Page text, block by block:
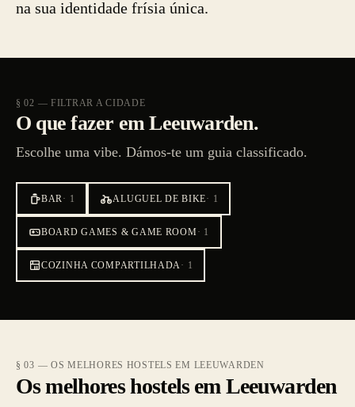
na sua identidade frísia única.
§ 02 — FILTRAR A CIDADE
O que fazer em Leeuwarden.
Escolhe uma vibe. Dámos-te um guia classificado.
BAR· 1 ALUGUEL DE BIKE· 1
BOARD GAMES & GAME ROOM· 1
COZINHA COMPARTILHADA· 1
§ 03 — OS MELHORES HOSTELS EM LEEUWARDEN
Os melhores hostels em Leeuwarden